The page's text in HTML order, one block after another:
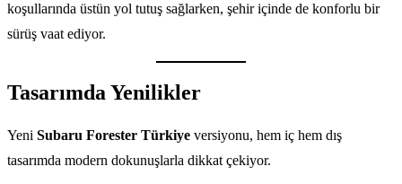
koşullarında üstün yol tutuş sağlarken, şehir içinde de konforlu bir
sürüş vaat ediyor.
Tasarımda Yenilikler
Yeni Subaru Forester Türkiye versiyonu, hem iç hem dış
tasarımda modern dokunuşlarla dikkat çekiyor.